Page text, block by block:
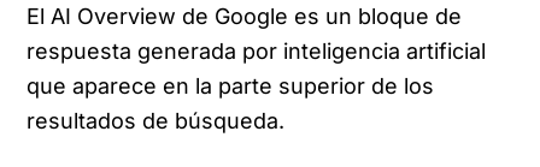
El AI Overview de Google es un bloque de
respuesta generada por inteligencia artificial
que aparece en la parte superior de los
resultados de búsqueda.